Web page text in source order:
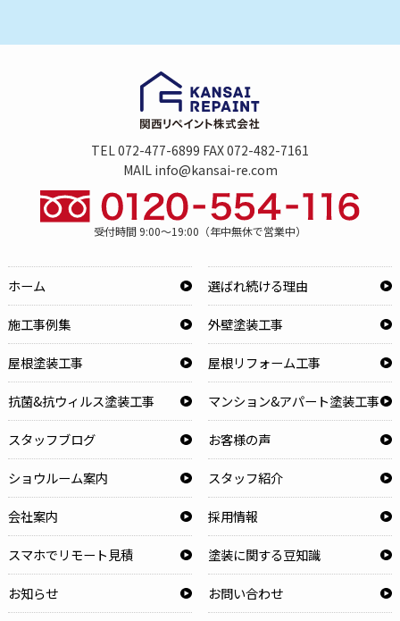
TEL 072-477-6899 FAX 072-482-7161
MAIL info@kansai-re.com
受付時間 9:00～19:00（年中無休で営業中）
ホーム 選ばれ続ける理由
施工事例集 外壁塗装工事
屋根塗装工事 屋根リフォーム工事
抗菌&抗ウィルス塗装工事 マンション&アパート塗装工事
スタッフブログ お客様の声
ショウルーム案内 スタッフ紹介
会社案内 採用情報
スマホでリモート見積 塗装に関する豆知識
お知らせ お問い合わせ